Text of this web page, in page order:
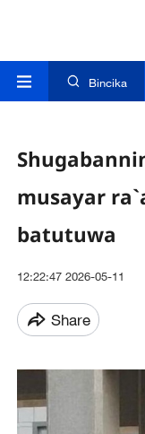
Bincika
musayar
batutuwa
12:22:47 2026-05-11
Share